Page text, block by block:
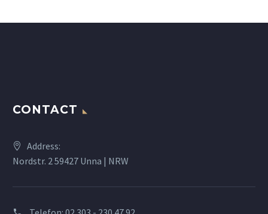
CONTACT
Address:
Nordstr. 2 59427 Unna | NRW